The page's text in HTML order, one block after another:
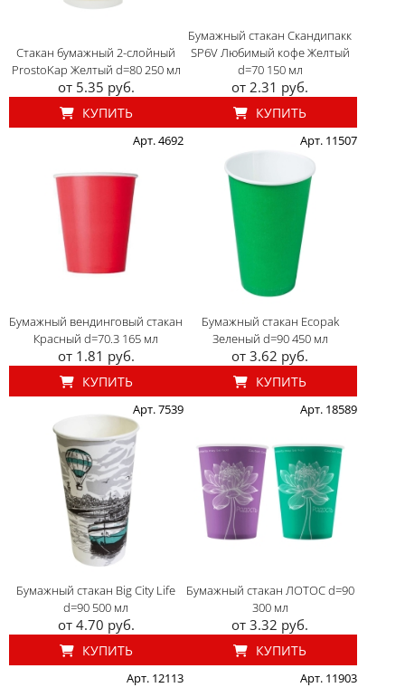
Стакан бумажный 2-слойный
ProstoKap Желтый d=80 250 мл
от 5.35 руб.
КУПИТЬ
Бумажный стакан Скандипакк
SP6V Любимый кофе Желтый
d=70 150 мл
от 2.31 руб.
КУПИТЬ
Арт. 4692
Бумажный вендинговый стакан
Красный d=70.3 165 мл
от 1.81 руб.
КУПИТЬ
Арт. 11507
Бумажный стакан Ecopak
Зеленый d=90 450 мл
от 3.62 руб.
КУПИТЬ
Арт. 7539
Бумажный стакан Big City Life
d=90 500 мл
от 4.70 руб.
КУПИТЬ
Арт. 18589
Бумажный стакан ЛОТОС d=90
300 мл
от 3.32 руб.
КУПИТЬ
Арт. 12113 Арт. 11903